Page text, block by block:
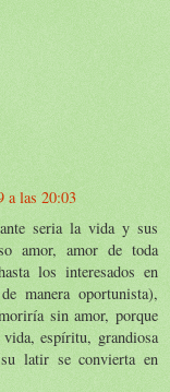
a las 20:03
seria la vida y sus
amor, amor de toda
los interesados en
manera oportunista),
sin amor, porque
espíritu, grandiosa
latir se convierta en